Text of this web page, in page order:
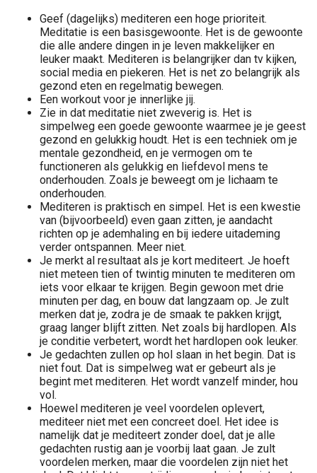
Geef (dagelijks) mediteren een hoge prioriteit.
Meditatie is een basisgewoonte. Het is de gewoonte
die alle andere dingen in je leven makkelijker en
leuker maakt. Mediteren is belangrijker dan tv kijken,
social media en piekeren. Het is net zo belangrijk als
gezond eten en regelmatig bewegen.
Een workout voor je innerlijke jij.
Zie in dat meditatie niet zweverig is. Het is
simpelweg een goede gewoonte waarmee je je geest
gezond en gelukkig houdt. Het is een techniek om je
mentale gezondheid, en je vermogen om te
functioneren als gelukkig en liefdevol mens te
onderhouden. Zoals je beweegt om je lichaam te
onderhouden.
Mediteren is praktisch en simpel. Het is een kwestie
van (bijvoorbeeld) even gaan zitten, je aandacht
richten op je ademhaling en bij iedere uitademing
verder ontspannen. Meer niet.
Je merkt al resultaat als je kort mediteert. Je hoeft
niet meteen tien of twintig minuten te mediteren om
iets voor elkaar te krijgen. Begin gewoon met drie
minuten per dag, en bouw dat langzaam op. Je zult
merken dat je, zodra je de smaak te pakken krijgt,
graag langer blijft zitten. Net zoals bij hardlopen. Als
je conditie verbetert, wordt het hardlopen ook leuker.
Je gedachten zullen op hol slaan in het begin. Dat is
niet fout. Dat is simpelweg wat er gebeurt als je
begint met mediteren. Het wordt vanzelf minder, hou
vol.
Hoewel mediteren je veel voordelen oplevert,
mediteer niet met een concreet doel. Het idee is
namelijk dat je mediteert zonder doel, dat je alle
gedachten rustig aan je voorbij laat gaan. Je zult
voordelen merken, maar die voordelen zijn niet het